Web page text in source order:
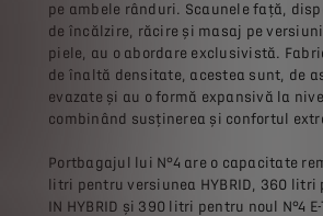
pe ambele rânduri. Scaunele față,
de încălzire, răcire și masaj pe
piele, au o abordare exclusivistă.
de înaltă densitate, acestea sunt, de
evazate și au o formă expansivă la
combinând susținerea și confortul
Portbagajul lui N°4 are o capacitate
litri pentru versiunea HYBRID, 360 litri
IN HYBRID și 390 litri pentru noul N°4 E-